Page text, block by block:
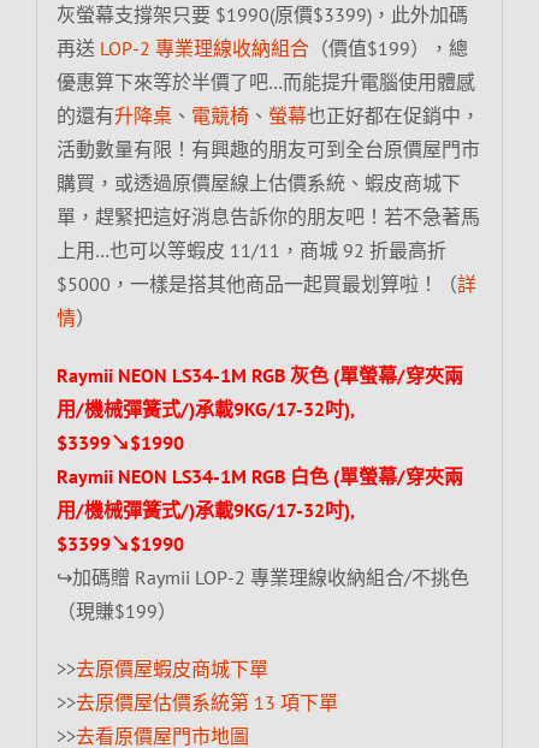
灰螢幕支撐架只要 $1990(原價$3399)，此外加碼
再送 LOP-2 專業理線收納組合（價值$199），總
優惠算下來等於半價了吧…而能提升電腦使用體感
的還有升降桌、 電競椅、 螢幕也正好都在促銷中，
活動數量有限！有興趣的朋友可到全台原價屋門市
購買，或透過原價屋線上估價系統、蝦皮商城下
單，趕緊把這好消息告訴你的朋友吧！若不急著馬
上用…也可以等蝦皮 11/11，商城 92 折最高折
$5000，一樣是搭其他商品一起買最划算啦！（詳
情）
Raymii NEON LS34-1M RGB 灰色 (單螢幕/穿夾兩
用/機械彈簧式/)承載9KG/17-32吋),
$3399↘$1990
Raymii NEON LS34-1M RGB 白色 (單螢幕/穿夾兩
用/機械彈簧式/)承載9KG/17-32吋),
$3399↘$1990
↪加碼贈 Raymii LOP-2 專業理線收納組合/不挑色
（現賺$199）
>>去原價屋蝦皮商城下單
>>去原價屋估價系統第 13 項下單
>>去看原價屋門市地圖